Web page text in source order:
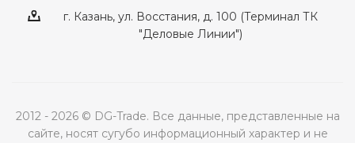
г. Казань, ул. Восстания, д. 100 (Терминал ТК
"Деловые Линии")
2012 - 2026 © DG-Trade. Все данные, представленные на
сайте, носят сугубо информационный характер и не